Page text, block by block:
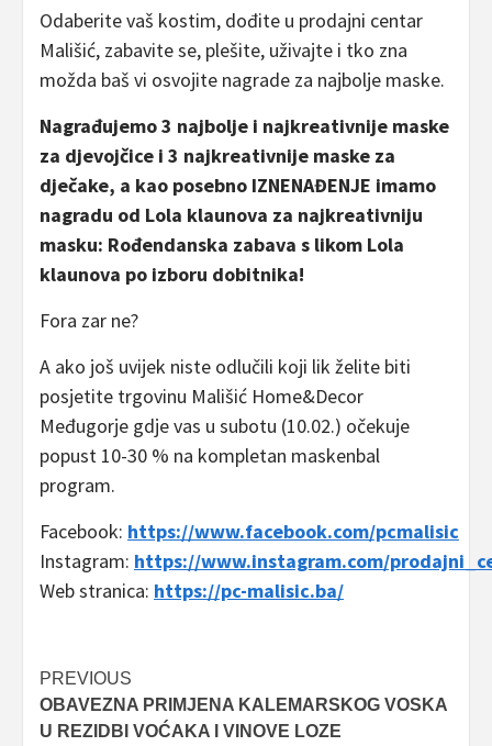
Odaberite vaš kostim, dođite u prodajni centar
Mališić, zabavite se, plešite, uživajte i tko zna
možda baš vi osvojite nagrade za najbolje maske.
Nagrađujemo 3 najbolje i najkreativnije maske
za djevojčice i 3 najkreativnije maske za
dječake, a kao posebno IZNENAĐENJE imamo
nagradu od Lola klaunova za najkreativniju
masku: Rođendanska zabava s likom Lola
klaunova po izboru dobitnika!
Fora zar ne?
A ako još uvijek niste odlučili koji lik želite biti
posjetite trgovinu Mališić Home&Decor
Međugorje gdje vas u subotu (10.02.) očekuje
popust 10-30 % na kompletan maskenbal
program.
Facebook: https://www.facebook.com/pcmalisic
Instagram: https://www.instagram.com/
Web stranica: https://pc-malisic.ba/
Post
navigation
PREVIOUS
OBAVEZNA PRIMJENA KALEMARSKOG VOSKA
U REZIDBI VOĆAKA I VINOVE LOZE